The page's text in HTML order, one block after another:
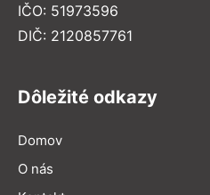
IČO: 51973596
DIČ: 2120857761
Dôležité odkazy
Domov
O nás